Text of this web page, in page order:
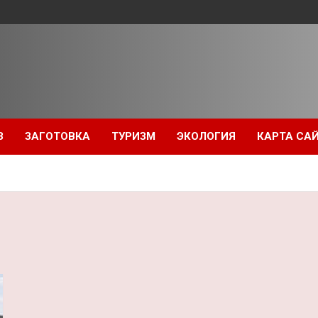
ЗАГОТОВКА ТУРИЗМ ЭКОЛОГИЯ КАРТА